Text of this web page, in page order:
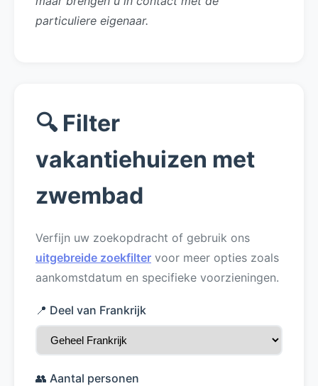
particuliere eigenaar.
🔍 Filter
vakantiehuizen met
zwembad
Verfijn uw zoekopdracht of gebruik ons
uitgebreide zoekfilter voor meer opties zoals
aankomstdatum en specifieke voorzieningen.
📍 Deel van Frankrijk
👥 Aantal personen